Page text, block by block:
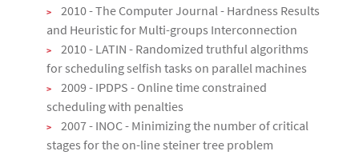
2010 - The Computer Journal - Hardness Results
and Heuristic for Multi-groups Interconnection
2010 - LATIN - Randomized truthful algorithms
for scheduling selfish tasks on parallel machines
2009 - IPDPS - Online time constrained
scheduling with penalties
2007 - INOC - Minimizing the number of critical
stages for the on-line steiner tree problem